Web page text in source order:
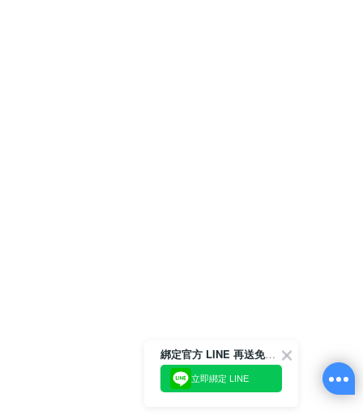
綁定官方 LINE 再送免運券 ✨
立即綁定 LINE